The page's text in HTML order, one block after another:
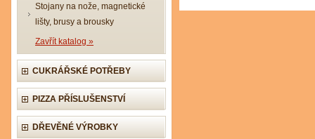
Stojany na nože, magnetické
lišty, brusy a brousky
Zavřít katalog »
CUKRÁŘSKÉ POTŘEBY
PIZZA PŘÍSLUŠENSTVÍ
DŘEVĚNÉ VÝROBKY